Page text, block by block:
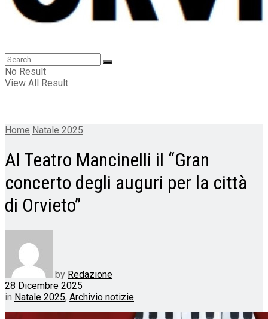
No Result
View All Result
Home Natale 2025
Al Teatro Mancinelli il “Gran
concerto degli auguri per la città
di Orvieto”
by Redazione
28 Dicembre 2025
in Natale 2025, Archivio notizie